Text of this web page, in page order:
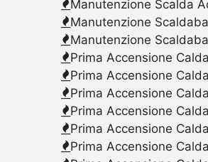
Manutenzione Scalda
Manutenzione
Manutenzione
Prima Accensione
Prima Accensione
Prima Accensione
Prima Accensione
Prima Accensione
Prima Accensione